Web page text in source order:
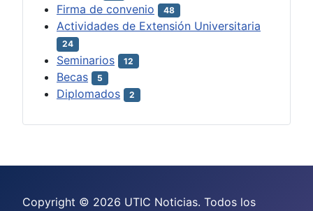
Firma de convenio 48
Actividades de Extensión Universitaria
24
Seminarios 12
Becas 5
Diplomados 2
Copyright © 2026 UTIC Noticias. Todos los